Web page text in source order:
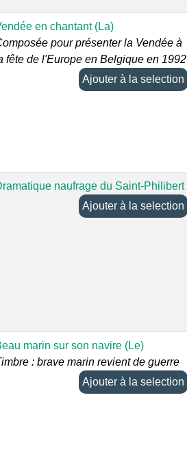
en chantant (La)
pour présenter la Vendée à
fête de l'Europe en Belgique en 1992
Ajouter à la selection
naufrage du Saint-Philibert
Ajouter à la selection
marin sur son navire (Le)
: brave marin revient de guerre
Ajouter à la selection